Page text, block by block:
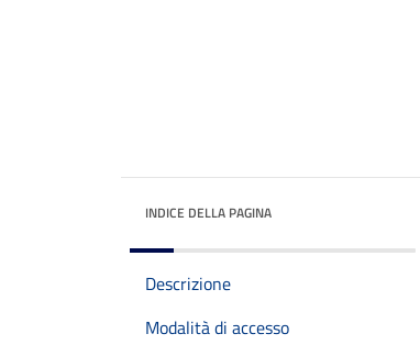
INDICE DELLA PAGINA
Descrizione
Modalità di accesso